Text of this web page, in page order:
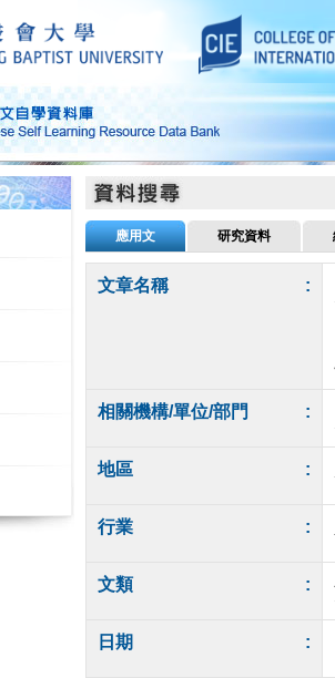
應用文 研究資料
文章名稱 :
相關機構/單位/部門 :
地區 :
行業 :
文類 :
日期 :